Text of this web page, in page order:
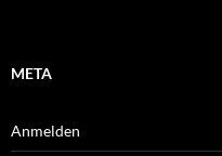
META
Anmelden